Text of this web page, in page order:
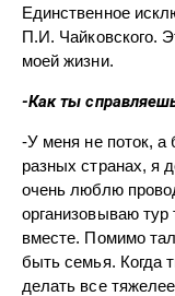
Единственное
П.И. Чайковского.
моей жизни.
-Как ты
-У меня не поток, а
разных странах, я
очень люблю
организовываю
вместе. Помимо
быть семья. Когда
делать все